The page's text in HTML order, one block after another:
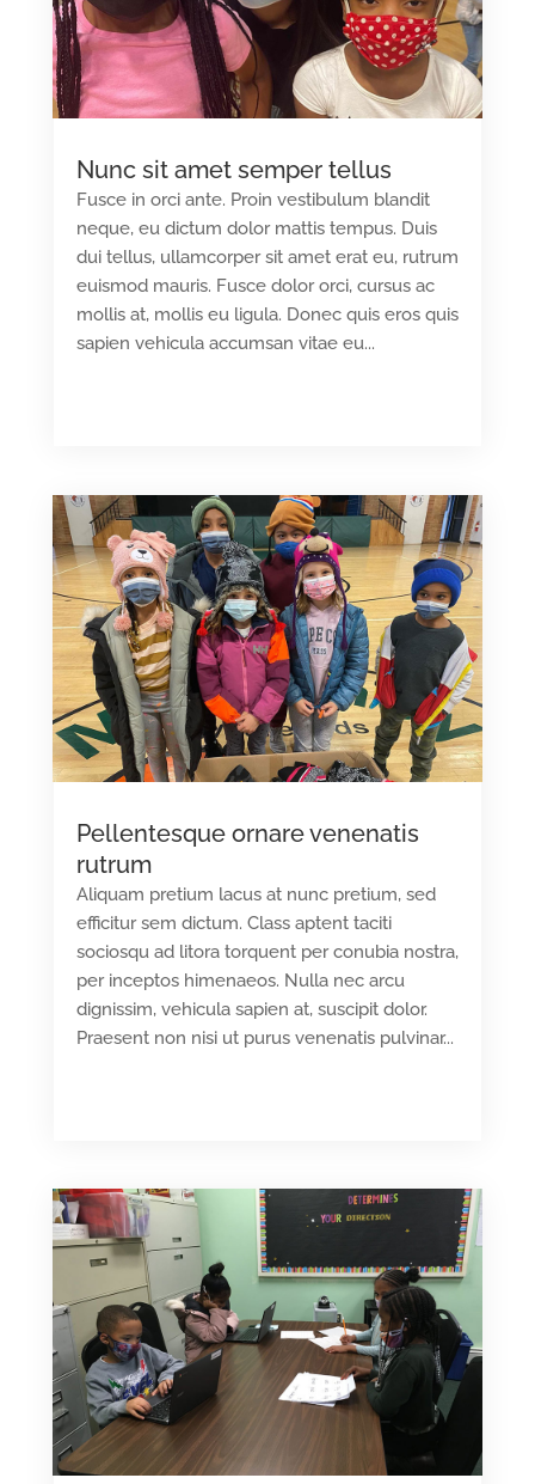
Nunc sit amet semper tellus
Fusce in orci ante. Proin vestibulum blandit
neque, eu dictum dolor mattis tempus. Duis
dui tellus, ullamcorper sit amet erat eu, rutrum
euismod mauris. Fusce dolor orci, cursus ac
mollis at, mollis eu ligula. Donec quis eros quis
sapien vehicula accumsan vitae eu...
Pellentesque ornare venenatis
rutrum
Aliquam pretium lacus at nunc pretium, sed
efficitur sem dictum. Class aptent taciti
sociosqu ad litora torquent per conubia nostra,
per inceptos himenaeos. Nulla nec arcu
dignissim, vehicula sapien at, suscipit dolor.
Praesent non nisi ut purus venenatis pulvinar...